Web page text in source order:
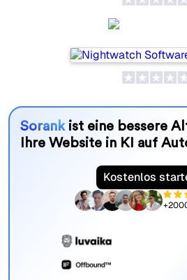
Sorankist eine bessere
Ihre Website in KI auf
Kostenlos